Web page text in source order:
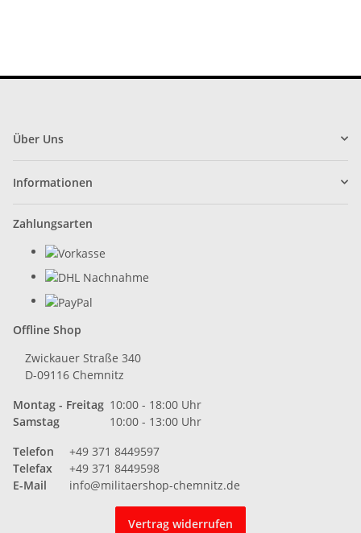
Über Uns
Informationen
Zahlungsarten
Offline Shop
Zwickauer Straße 340
D-09116 Chemnitz
Montag - Freitag 10:00 - 18:00 Uhr
Samstag
10:00 - 13:00 Uhr
Telefon
+49 371 8449597
Telefax
+49 371 8449598
E-Mail
info@militaershop-chemnitz.de
Vertrag widerrufen